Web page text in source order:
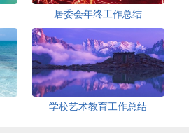
居委会年终工作总结
学校艺术教育工作总结